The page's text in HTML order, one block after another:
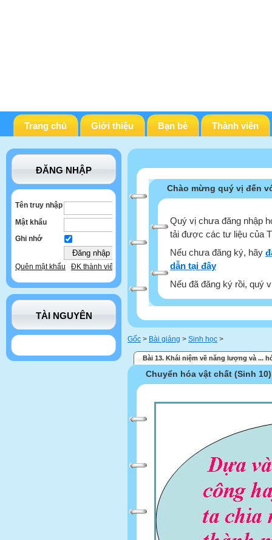
Trang chủ Giới thiệu Bạn bè Thành viên
ĐĂNG NHẬP
Tên truy nhập
Mật khẩu
Ghi nhớ
Quên mật khẩu ĐK thành viên
TÀI NGUYÊN
Chào mừng quý vị đến
Quý vị chưa đăng nhập
tải được các tư liệu của
Nếu chưa đăng ký, hãy
dẫn tại đây
Nếu đã đăng ký rồi, quý
Gốc > Bài giảng > Sinh học >
Bài 13. Khái niệm về năng lượng và ...
Chuyển hóa vật chất (Sinh 10)